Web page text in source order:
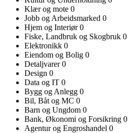
Klær og mote 0
Jobb og Arbeidsmarked 0
Hjem og Interiør0
Fiske, Landbruk og Skogbruk 0
Elektronikk 0
Eiendom og Bolig 0
Detaljvarer0
Design 0
Data og IT 0
Bygg og Anlegg 0
Bil, Båt og MC 0
Barn og Ungdom 0
Bank, Økonomi og Forsikring 0
Agentur og Engroshandel 0